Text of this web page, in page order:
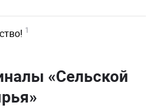
1
«Сельской